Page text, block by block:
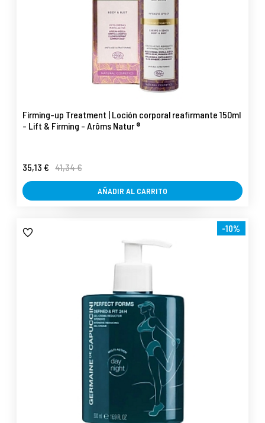
Firming-up Treatment | Loción corporal reafirmante 150ml
- Lift & Firming - Arôms Natur ®
35,13 € 41,34 €
AÑADIR AL CARRITO
-10%